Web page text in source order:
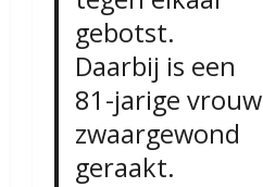
gebotst.
Daarbij is een
81-jarige vrouw
zwaargewond
geraakt.